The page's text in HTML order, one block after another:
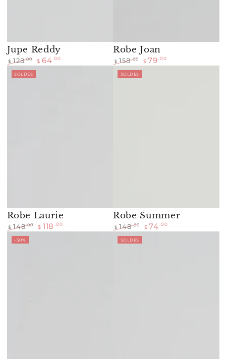
Jupe Reddy
Prix
normal
$ 128.00
Prix
de
$ 64.00
Robe Joan
Prix
normal
$ 158.00
Prix
de
$ 79 .00
Robe Laurie
Prix
normal
$ 148.00 $ 118 .00
SOLDES
Robe Summer
Prix
normal
$ 148.00 $ 74 .00
SOLDES
–50% SOLDES